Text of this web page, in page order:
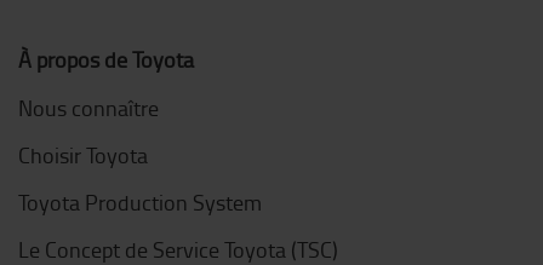
À propos de Toyota
Nous connaître
Choisir Toyota
Toyota Production System
Le Concept de Service Toyota (TSC)